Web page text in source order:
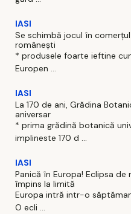
IASI
Se schimbă jocul în
românești
* produsele foarte ieftine
Europen ...
IASI
La 170 de ani, Grădina
aniversar
* prima grădină botanică
implineste 170 d ...
IASI
Panică în Europa! Eclipsa
împins la limită
Europa intră intr-o
O ecli ...